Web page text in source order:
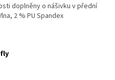
doplněny o nášivku v přední
2 % PU Spandex